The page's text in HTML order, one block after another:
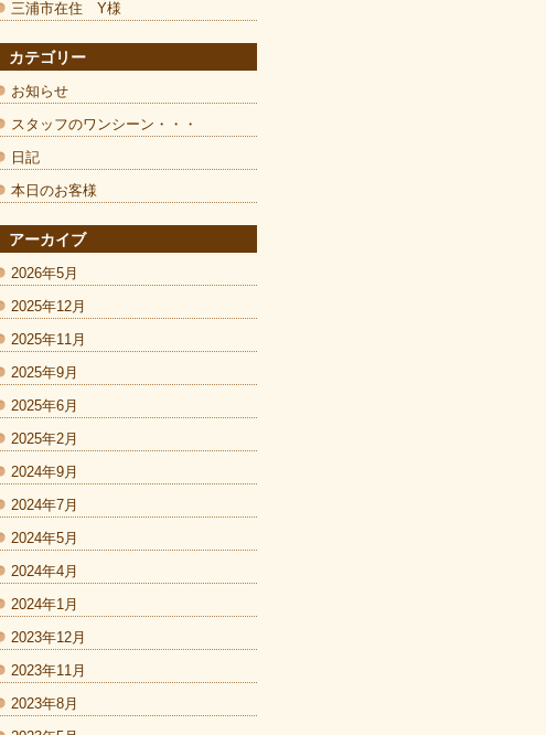
三浦市在住 Y様
カテゴリー
お知らせ
スタッフのワンシーン・・・
日記
本日のお客様
アーカイブ
2026年5月
2025年12月
2025年11月
2025年9月
2025年6月
2025年2月
2024年9月
2024年7月
2024年5月
2024年4月
2024年1月
2023年12月
2023年11月
2023年8月